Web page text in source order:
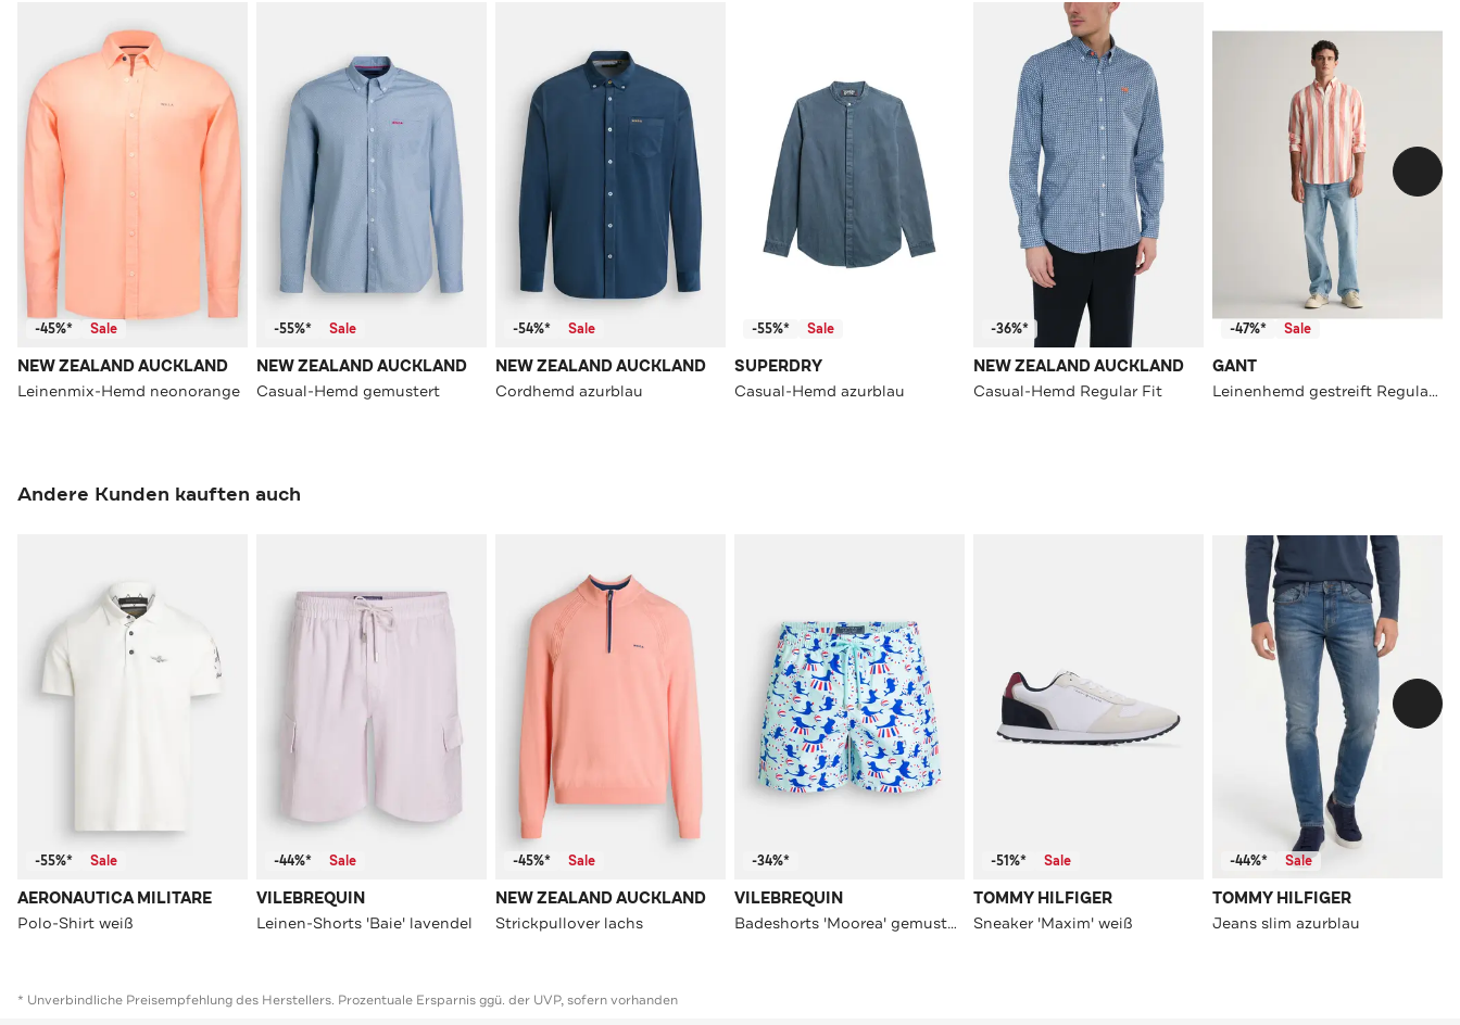
-45%* Sale
NEW ZEALAND AUCKLAND
Leinenmix-Hemd neonorange
-55%* Sale
NEW ZEALAND AUCKLAND
Casual-Hemd gemustert
-54%* Sale
NEW ZEALAND AUCKLAND
Cordhemd azurblau
-55%* Sale
SUPERDRY
Casual-Hemd azurblau
-36%*
NEW ZEALAND AUCKLAND
Casual-Hemd Regular Fit
-47%* Sale
GANT
Leinenhemd gestreift Regular Fit
Andere Kunden kauften auch
-55%* Sale
AERONAUTICA MILITARE
Polo-Shirt weiß
-44%* Sale
VILEBREQUIN
Leinen-Shorts 'Baie' lavendel
-45%* Sale
NEW ZEALAND AUCKLAND
Strickpullover lachs
-34%*
VILEBREQUIN
Badeshorts 'Moorea' gemustert
-51%* Sale
TOMMY HILFIGER
Sneaker 'Maxim' weiß
-44%* Sale
TOMMY HILFIGER
Jeans slim azurblau
* Unverbindliche Preisempfehlung des Herstellers. Prozentuale Ersparnis ggü. der UVP, sofern vorhanden